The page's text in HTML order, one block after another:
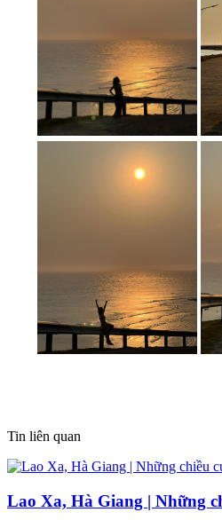
Tin liên quan
Lao Xa, Hà Giang | Những